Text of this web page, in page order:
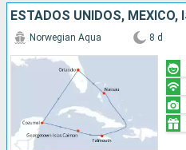
Norwegian Aqua 8 d